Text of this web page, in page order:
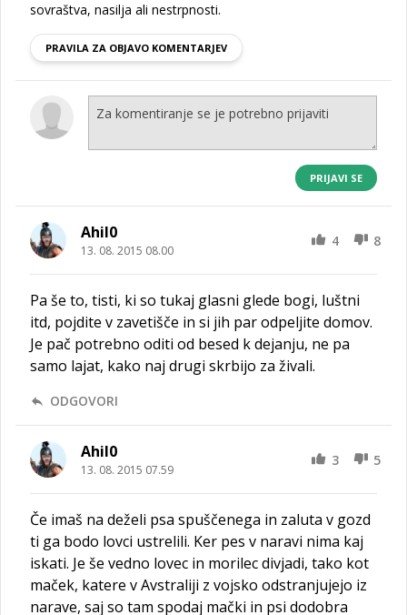
sovraštva, nasilja ali nestrpnosti.
PRAVILA ZA OBJAVO KOMENTARJEV
PRIJAVI SE
Ahil0
13. 08. 2015 08.00
4 8
Pa še to, tisti, ki so tukaj glasni glede bogi, luštni
itd, pojdite v zavetišče in si jih par odpeljite domov.
Je pač potrebno oditi od besed k dejanju, ne pa
samo lajat, kako naj drugi skrbijo za živali.
ODGOVORI
Ahil0
13. 08. 2015 07.59
3 5
Če imaš na deželi psa spuščenega in zaluta v gozd
ti ga bodo lovci ustrelili. Ker pes v naravi nima kaj
iskati. Je še vedno lovec in morilec divjadi, tako kot
maček, katere v Avstraliji z vojsko odstranjujejo iz
narave, saj so tam spodaj mački in psi dodobra